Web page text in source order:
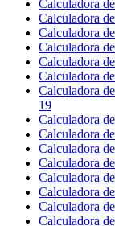
Calculadora
Calculadora
Calculadora
Calculadora
Calculadora
Calculadora
Calculadora
19
Calculadora
Calculadora
Calculadora
Calculadora
Calculadora
Calculadora
Calculadora
Calculadora